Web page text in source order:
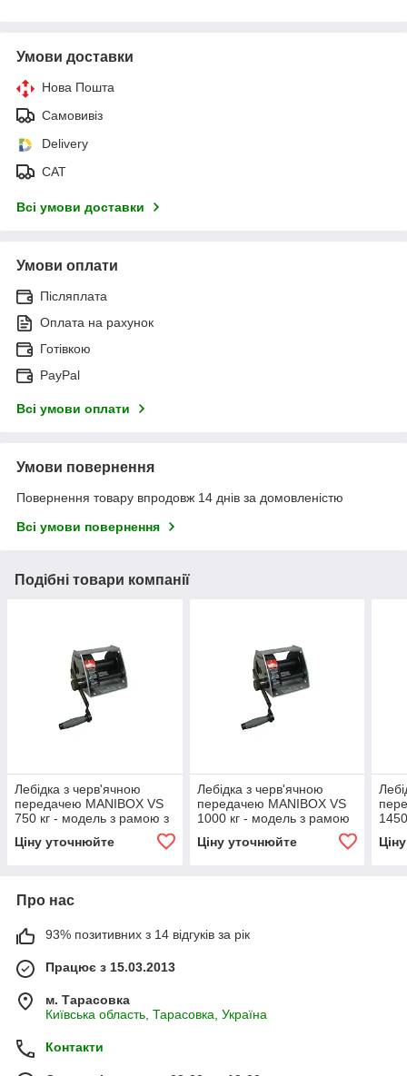
Умови доставки
Нова Пошта
Самовивіз
Delivery
САТ
Всі умови доставки
Умови оплати
Післяплата
Оплата на рахунок
Готівкою
PayPal
Всі умови оплати
Умови повернення
Повернення товару впродовж 14 днів за домовленістю
Всі умови повернення
Подібні товари компанії
Лебідка з черв'ячною
передачею MANIBOX VS
750 кг - модель з рамою з
Ціну уточнюйте
Лебідка з черв'ячною
передачею MANIBOX VS
1000 кг - модель з рамою
Ціну уточнюйте
Про нас
93% позитивних з 14 відгуків за рік
Працює з 15.03.2013
м. Тарасовка
Київська область, Тарасовка, Україна
Контакти